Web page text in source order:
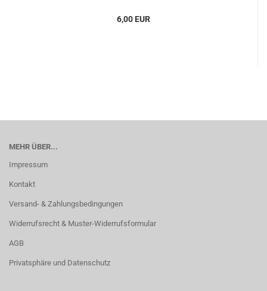
6,00 EUR
MEHR ÜBER...
Impressum
Kontakt
Versand- & Zahlungsbedingungen
Widerrufsrecht & Muster-Widerrufsformular
AGB
Privatsphäre und Datenschutz